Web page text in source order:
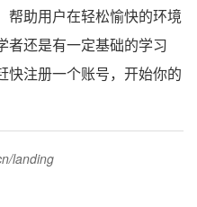
帮助用户在轻松愉快的环境
者还是有一定基础的学习
快注册一个账号，开始你的
landing